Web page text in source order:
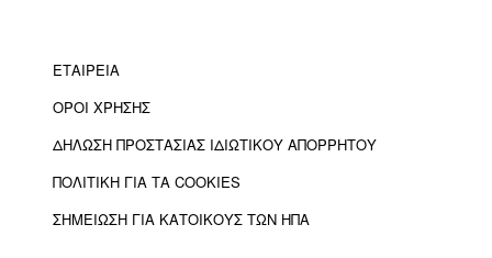
ΕΤΑΙΡΕΙΑ
ΟΡΟΙ ΧΡΗΣΗΣ
ΔΗΛΩΣΗ ΠΡΟΣΤΑΣΙΑΣ ΙΔΙΩΤΙΚΟΥ ΑΠΟΡΡΗΤΟΥ
ΠΟΛΙΤΙΚΗ ΓΙΑ ΤΑ COOKIES
ΣΗΜΕΙΩΣΗ ΓΙΑ ΚΑΤΟΙΚΟΥΣ ΤΩΝ ΗΠΑ